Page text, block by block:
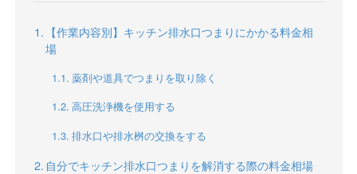
【作業内容別】キッチン排水口つまりにかかる料金相
場
薬剤や道具でつまりを取り除く
高圧洗浄機を使用する
排水口や排水桝の交換をする
自分でキッチン排水口つまりを解消する際の料金相場